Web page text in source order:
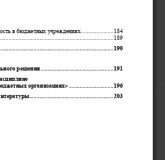
в бюджетных учреждениях ...................... 184
189
190
решения ................................................. 191
организациях» .............................. 196
......................................................... 203